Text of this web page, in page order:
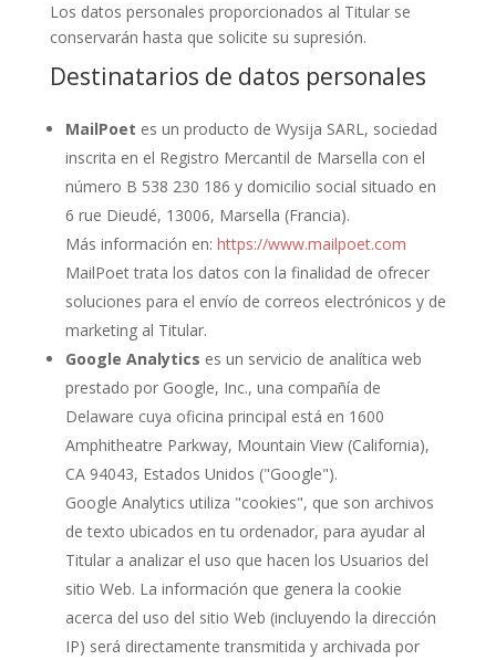
Los datos personales proporcionados al Titular se
conservarán hasta que solicite su supresión.
Destinatarios de datos personales
MailPoet es un producto de Wysija SARL, sociedad
inscrita en el Registro Mercantil de Marsella con el
número B 538 230 186 y domicilio social situado en
6 rue Dieudé, 13006, Marsella (Francia).
Más información en: https://www.mailpoet.com
MailPoet trata los datos con la finalidad de ofrecer
soluciones para el envío de correos electrónicos y de
marketing al Titular.
Google Analytics es un servicio de analítica web
prestado por Google, Inc., una compañía de
Delaware cuya oficina principal está en 1600
Amphitheatre Parkway, Mountain View (California),
CA 94043, Estados Unidos ("Google").
Google Analytics utiliza "cookies", que son archivos
de texto ubicados en tu ordenador, para ayudar al
Titular a analizar el uso que hacen los Usuarios del
sitio Web. La información que genera la cookie
acerca del uso del sitio Web (incluyendo la dirección
IP) será directamente transmitida y archivada por